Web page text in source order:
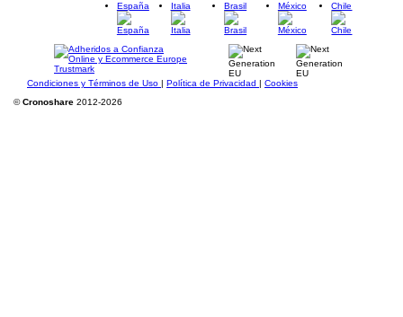
España
Italia Brasil México Chile
Condiciones y Términos de Uso | Política de Privacidad | Cookies
©Cronoshare 2012-2026